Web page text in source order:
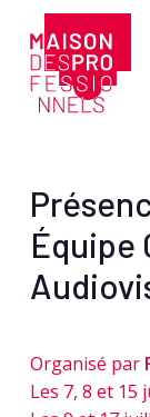
main
content
Équipe
Organisé par
Les 7, 8 et 15